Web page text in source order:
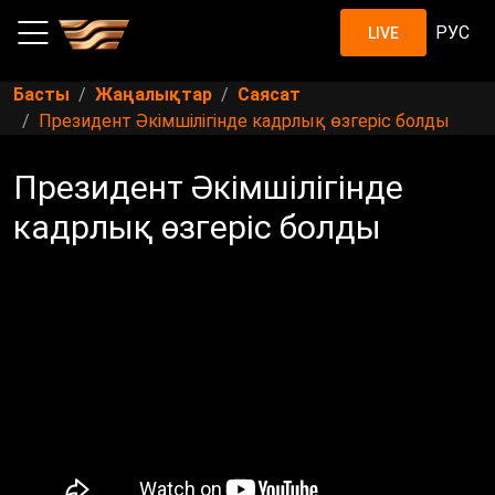
LIVE РУС
Басты Жаңалықтар
Саясат
Президент Әкімшілігінде кадрлық өзгеріс болды
Президент Әкімшілігінде
кадрлық өзгеріс болды